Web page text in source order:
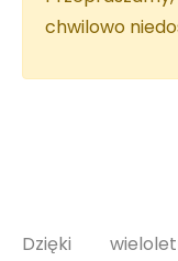
chwilowo
Dzięki